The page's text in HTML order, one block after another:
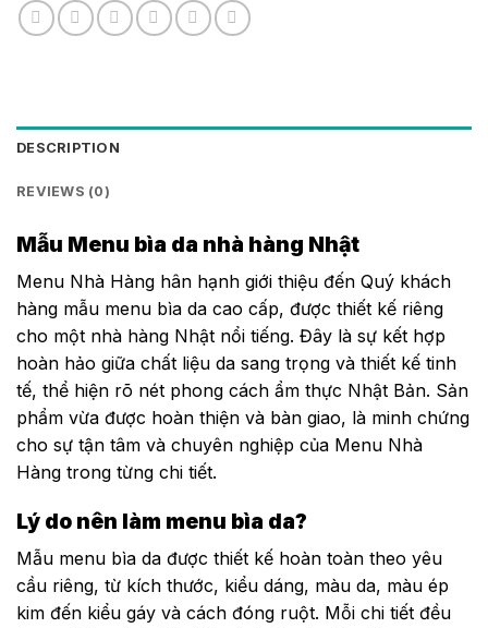
DESCRIPTION
REVIEWS (0)
Mẫu Menu bìa da nhà hàng Nhật
Menu Nhà Hàng hân hạnh giới thiệu đến Quý khách
hàng mẫu menu bìa da cao cấp, được thiết kế riêng
cho một nhà hàng Nhật nổi tiếng. Đây là sự kết hợp
hoàn hảo giữa chất liệu da sang trọng và thiết kế tinh
tế, thể hiện rõ nét phong cách ẩm thực Nhật Bản. Sản
phẩm vừa được hoàn thiện và bàn giao, là minh chứng
cho sự tận tâm và chuyên nghiệp của Menu Nhà
Hàng trong từng chi tiết.
Lý do nên làm menu bìa da?
Mẫu menu bìa da được thiết kế hoàn toàn theo yêu
cầu riêng, từ kích thước, kiểu dáng, màu da, màu ép
kim đến kiểu gáy và cách đóng ruột. Mỗi chi tiết đều